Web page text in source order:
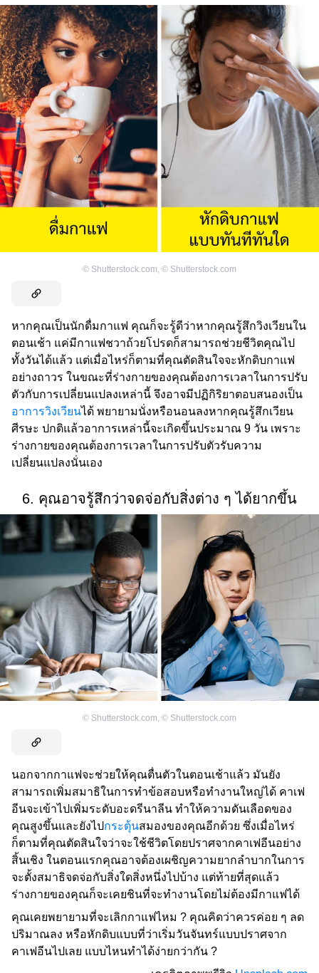
© Shutterstock.com, © Shutterstock.com
หากคุณเป็นนักดื่มกาแฟ คุณก็จะรู้ดีว่าหากคุณรู้สึกวิงเวียนใน
ตอนเช้า แค่มีกาแฟชวาถ้วยโปรดก็สามารถช่วยชีวิตคุณไป
ทั้งวันได้แล้ว แต่เมื่อไหร่ก็ตามที่คุณตัดสินใจจะหักดิบกาแฟ
อย่างถาวร ในขณะที่ร่างกายของคุณต้องการเวลาในการปรับ
ตัวกับการเปลี่ยนแปลงเหล่านี้ จึงอาจมีปฏิกิริยาตอบสนองเป็น
อาการวิงเวียนได้ พยายามนั่งหรือนอนลงหากคุณรู้สึกเวียน
ศีรษะ ปกติแล้วอาการเหล่านี้จะเกิดขึ้นประมาณ 9 วัน เพราะ
ร่างกายของคุณต้องการเวลาในการปรับตัวรับความ
เปลี่ยนแปลงนั่นเอง
6. คุณอาจรู้สึกว่าจดจ่อกับสิ่งต่าง ๆ ได้ยากขึ้น
© Shutterstock.com © Shutterstock.com
นอกจากกาแฟจะช่วยให้คุณตื่นตัวในตอนเช้าแล้ว มันยัง
สามารถเพิ่มสมาธิในการทำข้อสอบหรือทำงานใหญ่ได้ คาเฟ
อีนจะเข้าไปเพิ่มระดับอะดรีนาลีน ทำให้ความดันเลือดของ
คุณสูงขึ้นและยังไปกระตุ้นสมองของคุณอีกด้วย ซึ่งเมื่อไหร่
ก็ตามที่คุณตัดสินใจว่าจะใช้ชีวิตโดยปราศจากคาเฟอีนอย่าง
สิ้นเชิง ในตอนแรกคุณอาจต้องเผชิญความยากลำบากในการ
จะตั้งสมาธิจดจ่อกับสิ่งใดสิ่งหนึ่งไปบ้าง แต่ท้ายที่สุดแล้ว
ร่างกายของคุณก็จะเคยชินที่จะทำงานโดยไม่ต้องมีกาแฟได้
คุณเคยพยายามที่จะเลิกกาแฟไหม ? คุณคิดว่าควรค่อย ๆ ลด
ปริมาณลง หรือหักดิบแบบที่ว่าเริ่มวันจันทร์แบบปราศจาก
คาเฟอีนไปเลย แบบไหนทำได้ง่ายกว่ากัน ?